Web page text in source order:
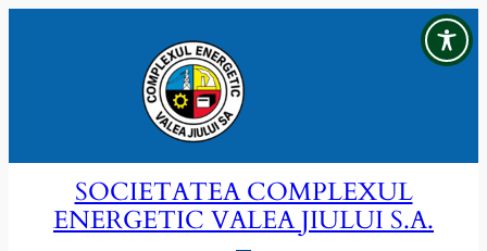
SOCIETATEA COMPLEXUL
ENERGETIC VALEA JIULUI S.A.